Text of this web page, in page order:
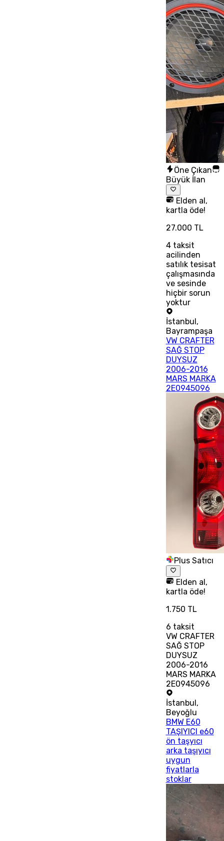
Öne Çıkan
Büyük İlan
Elden al,
kartla öde!
27.000 TL
4taksit
acilinden
satılık tesisat
çalışmasında
ve sesinde
hiçbir sorun
yoktur
İstanbul ,
Bayrampaşa
VW CRAFTER
SAĞ STOP
DUYSUZ
2006-2016
MARS MARKA
2E0945096
Plus Satıcı
Elden al,
kartla öde!
1.750 TL
6 taksit
VW CRAFTER
SAĞ STOP
DUYSUZ
2006-2016
MARS MARKA
2E0945096
İstanbul,
Beyoğlu
BMW E60
TAŞIYICI e60
ön taşyıcı
arka taşıyıcı
uygun
fiyatlarla
stoklar